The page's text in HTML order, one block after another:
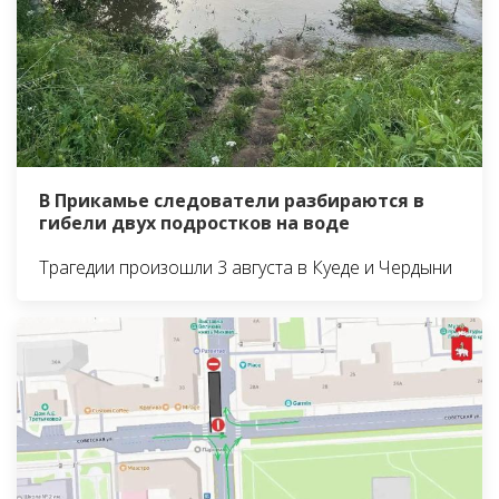
В Прикамье следователи разбираются в
гибели двух подростков на воде
Трагедии произошли 3 августа в Куеде и Чердыни